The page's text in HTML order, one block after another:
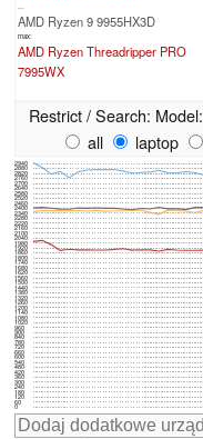
...
AMD Ryzen 9 9955HX3D
max:
AMD Ryzen Threadripper PRO
7995WX
Restrict / Search: Model:
all
laptop
0
60
120
180
240
300
360
420
480
540
600
660
720
780
840
900
960
1020
1080
1140
1200
1260
1320
1380
1440
1500
1560
1620
1680
1740
1800
1860
1920
1980
2040
2100
2160
2220
2280
2340
2400
2460
2520
2580
2640
2700
2760
2820
2880
2940